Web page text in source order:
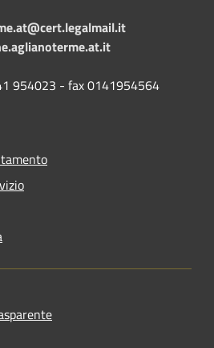
954023 - fax 0141954564